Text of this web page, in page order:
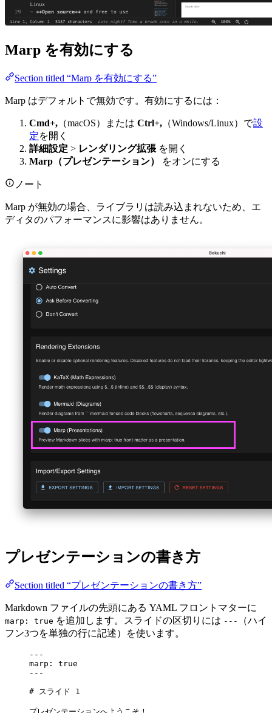
Marp を有効にする
Section titled “Marp を有効にする”
Marp はデフォルトで無効です。有効にするには：
Cmd+, （macOS）または Ctrl+, （Windows/Linux）で設
定を開く
詳細設定 > レンダリング拡張 を開く
Marp（プレゼンテーション）
をオンにする
ノート
Marp が無効の場合、ライブラリは読み込まれないため、エ
ディタのパフォーマンスに影響はありません。
プレゼンテーションの書き方
Section titled “プレゼンテーションの書き方”
Markdown ファイルの先頭にある YAML フロントマターに
marp: true を追加します。スライドの区切りには ---
（ハイ
フン3つを単独の行に記述）を使います。
---
marp : true
---
# スライド 1